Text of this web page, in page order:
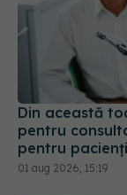
Din această
pentru
pentru pacienți
01 aug 2026, 15:19